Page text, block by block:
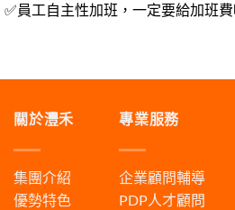
✅員工自主性加班，一定要給加班費
關於灃禾
集團介紹
優勢特色
專業服務
企業顧問輔導
PDP人才顧問